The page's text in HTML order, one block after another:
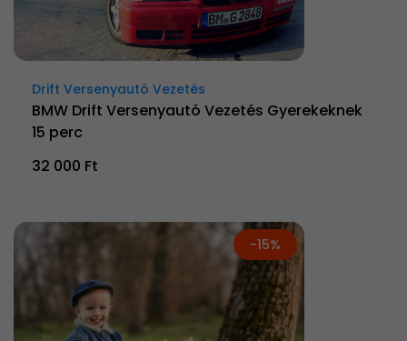
Drift Versenyautó Vezetés
BMW Drift Versenyautó Vezetés Gyerekeknek
15 perc
32 000 Ft
-15%